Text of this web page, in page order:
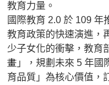
教育力量。
國際教育 2.0 於 109 年
教育政策的快速演進，
少子女化的衝擊，教育
畫 」，規劃未來 5 年
育品質」為核心價值，